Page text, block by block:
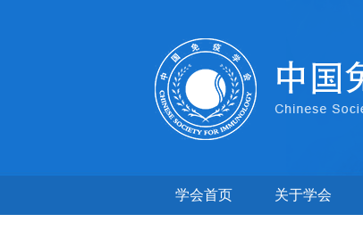
学会首页 关于学会